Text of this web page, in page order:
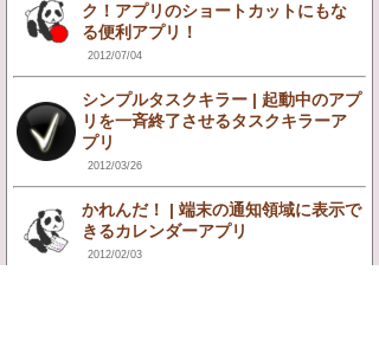
ク！アプリのショートカットにもな
る便利アプリ！
2012/07/04
シンプルタスクキラー | 起動中のアプ
リを一斉終了させるタスクキラーア
プリ
2012/03/26
かれんだ！ | 端末の通知領域に表示で
きるカレンダーアプリ
2012/02/03